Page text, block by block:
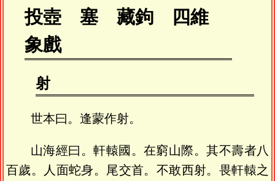
投壺 塞 藏鉤 四維
象戲
射
世本曰。逢蒙作射。
山海經曰。軒轅國。在窮山際。其不壽者八
百歲。人面蛇身。尾交首。不敢西射。畏軒轅之